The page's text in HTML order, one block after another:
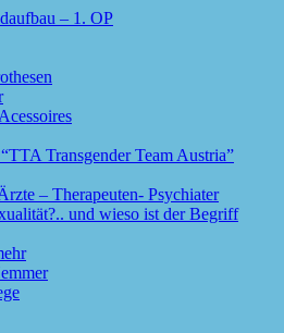
– 1. OP
Transgender Team Austria”
– Therapeuten- Psychiater
und wieso ist der Begriff